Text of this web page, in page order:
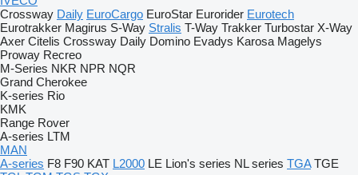
Crossway Daily EuroCargo EuroStar Eurorider Eurotech
Eurotrakker Magirus S-Way Stralis T-Way Trakker Turbostar X-Way
Axer Citelis Crossway Daily Domino Evadys Karosa Magelys
Proway Recreo
M-Series NKR NPR NQR
Grand Cherokee
K-series Rio
KMK
Range Rover
A-series LTM
MAN
A-series F8 F90 KAT L2000 LE Lion's series NL series TGA TGE